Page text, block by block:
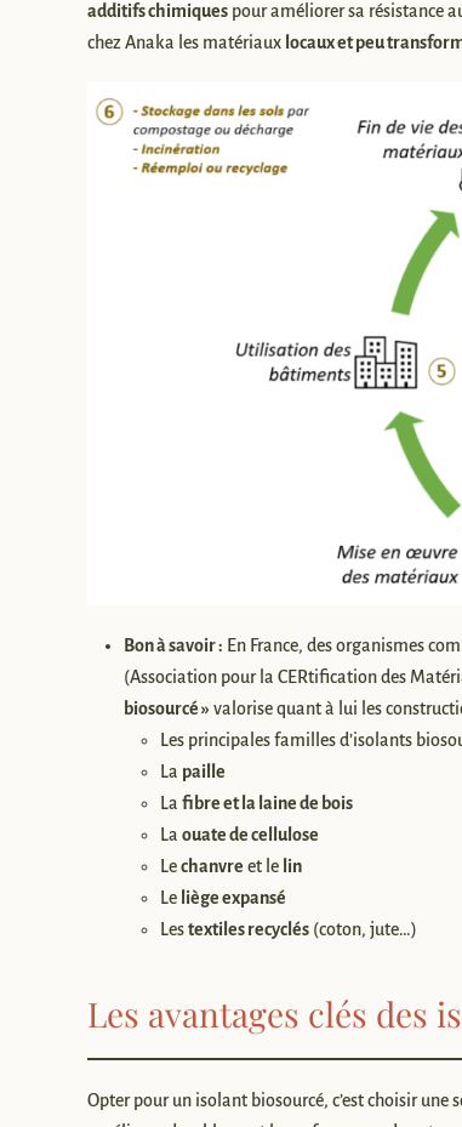
additifs chimiques pour améliorer sa résistance
chez Anaka les matériaux locaux et peu
Bon à savoir : En France, des organismes
(Association pour la CERtification des
biosourcé » valorise quant à lui les
Les principales familles d’isolants
La paille
La fibre et la laine de bois
La ouate de cellulose
Lechanvre et le lin
Le liège expansé
Lestextiles recyclés (coton, jute…)
Les avantages clés des
Opter pour un isolant biosourcé, c’est choisir